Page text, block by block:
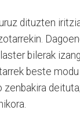
dituzten
bilerak
beste